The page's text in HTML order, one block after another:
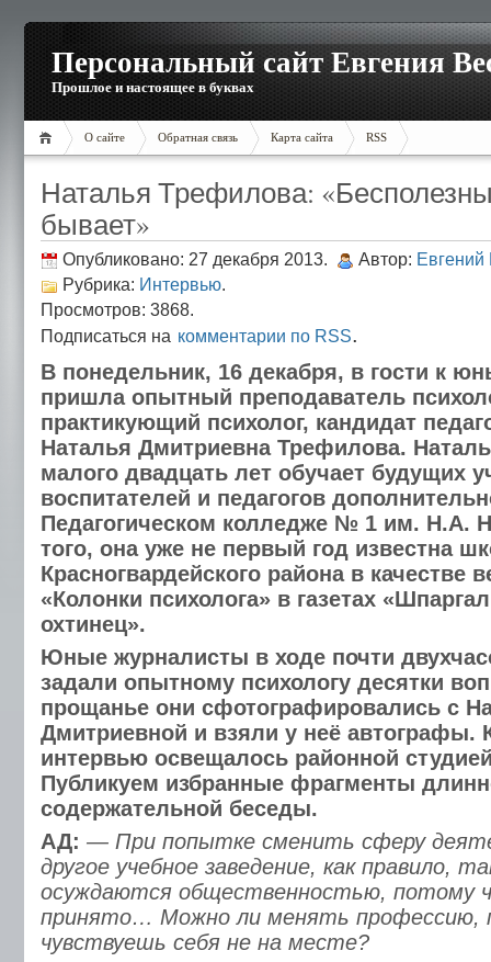
Персональный сайт Евгения
Прошлое и настоящее в буквах
О сайте Обратная связь Карта сайта RSS
Наталья Трефилова:
бывает»
Опубликовано: 27 декабря 2013. Автор: Евгений
Рубрика: Интервью.
Просмотров: 3868.
Подписаться на комментарии по RSS.
В понедельник, 16 декабря, в гости к
пришла опытный преподаватель
практикующий психолог, кандидат
Наталья Дмитриевна Трефилова.
малого двадцать лет обучает будущих
воспитателей и педагогов
Педагогическом колледже № 1 им. Н.А.
того, она уже не первый год известна
Красногвардейского района в качестве
«Колонки психолога» в газетах
охтинец».
Юные журналисты в ходе почти
задали опытному психологу десятки
прощанье они сфотографировались с
Дмитриевной и взяли у неё автографы.
интервью освещалось районной
Публикуем избранные фрагменты
содержательной беседы.
АД: — При попытке сменить сферу
другое учебное заведение, как правило,
осуждаются общественностью, потому
принято… Можно ли менять профессию,
чувствуешь себя не на месте?